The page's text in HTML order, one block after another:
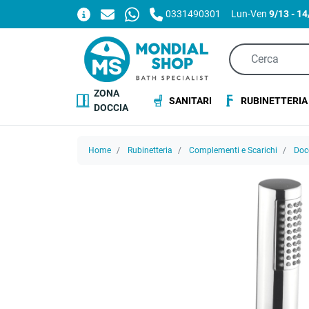
0331490301 Lun-Ven9/13 -
ZONA
DOCCIA
SANITARI RUBINETTERIA
Home Rubinetteria Complementi e Scarichi